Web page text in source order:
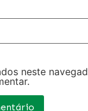
neste